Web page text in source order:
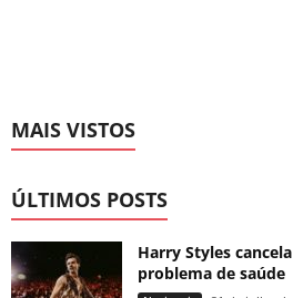
MAIS VISTOS
ÚLTIMOS POSTS
Harry Styles
problema de saúde